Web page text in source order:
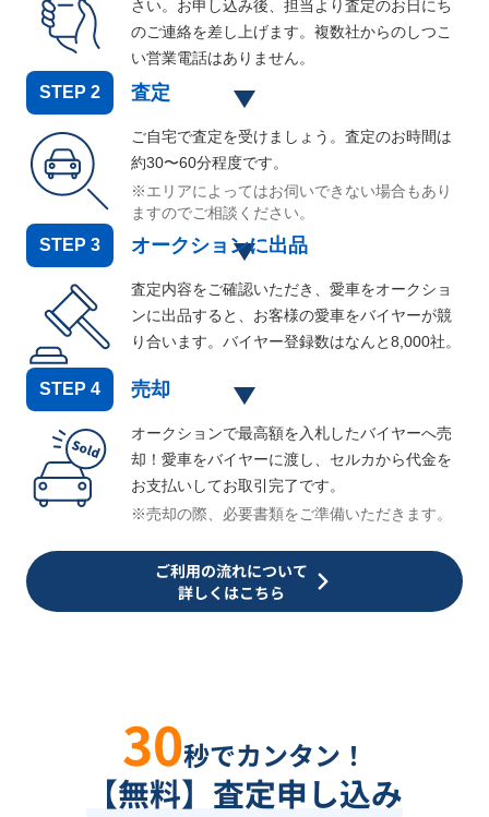
さい。お申し込み後、担当より査定のお日にち
のご連絡を差し上げます。複数社からのしつこ
い営業電話はありません。
STEP 2 査定
ご自宅で査定を受けましょう。査定のお時間は
約30〜60分程度です。
※エリアによってはお伺いできない場合もあり
ますのでご相談ください。
STEP 3 オークションに出品
査定内容をご確認いただき、愛車をオークショ
ンに出品すると、お客様の愛車をバイヤーが競
り合います。バイヤー登録数はなんと8,000社。
STEP 4 売却
オークションで最高額を入札したバイヤーへ売
却！愛車をバイヤーに渡し、セルカから代金を
お支払いしてお取引完了です。
※売却の際、必要書類をご準備いただきます。
ご利用の流れについて
詳しくはこちら
30秒でカンタン！
【無料】査定申し込み